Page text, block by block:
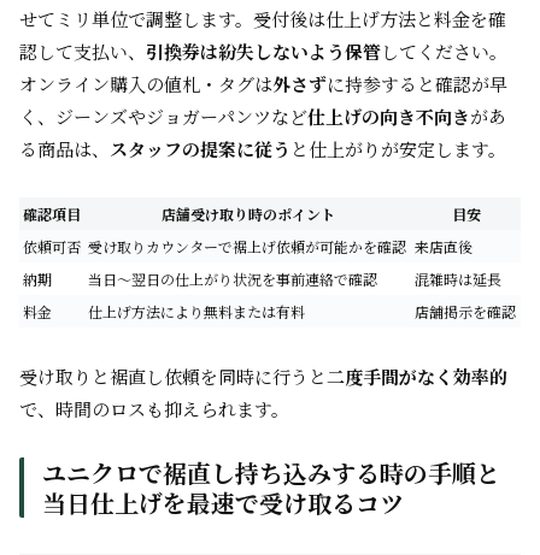
せてミリ単位で調整します。受付後は仕上げ方法と料金を確
認して支払い、 引換券は紛失しないよう保管してください。
オンライン購入の値札・タグは外さずに持参すると確認が早
く、ジーンズやジョガーパンツなど仕上げの向き不向きがあ
る商品は、 スタッフの提案に従う と仕上がりが安定します。
確認項目 店舗受け取り時のポイント
目安
依頼可否 受け取りカウンターで裾上げ依頼が可能かを確認 来店直後
納期
当日〜翌日の仕上がり状況を事前連絡で確認
混雑時は延長
料金
仕上げ方法により無料または有料 店舗掲示を確認
受け取りと裾直し依頼を同時に行うと二度手間がなく効率的
で、時間のロスも抑えられます。
ユニクロで裾直し持ち込みする時の手順と
当日仕上げを最速で受け取るコツ